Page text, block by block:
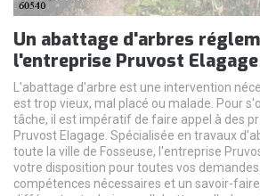
Un abattage d'arbres
l'entreprise Pruvost Elagage
L'abattage d'arbre est une intervention
est trop vieux, mal placé ou malade. Pour
tâche, il est impératif de faire appel à des
Pruvost Elagage. Spécialisée en travaux
toute la ville de Fosseuse, l'entreprise
votre disposition pour toutes vos
compétences nécessaires et un savoir-